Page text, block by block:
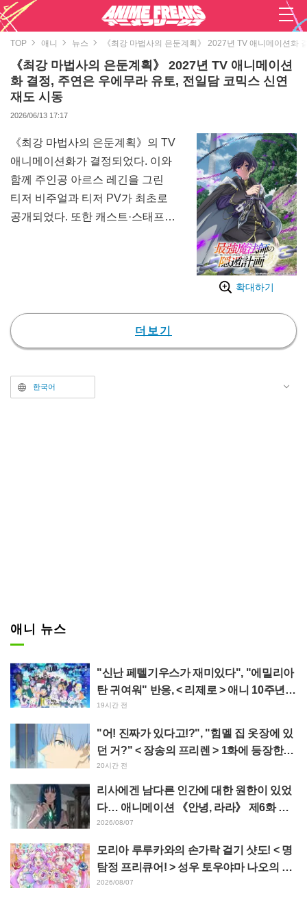
TOP 애니 뉴스 《최강 마법사의 은둔계획》 2027년 TV 애니메이션화
《최강 마법사의 은둔계획》 2027년 TV 애니메이션
화 결정, 주연은 우에무라 유토, 전일담 코믹스 신연
재도 시동
2026/06/13 17:17
확대하기
《최강 마법사의 은둔계획》의 TV
애니메이션화가 결정되었다. 이와
함께 주인공 아르스 레긴을 그린
티저 비주얼과 티저 PV가 최초로
공개되었다. 또한 캐스트·스태프
결정되었다.
본작은 10만 명 이상 존재하는 마
아르스 레긴이 신분을 숨기고 마법
학원에 다니며 후진 육성과 마물
더보기
한국어
애니 뉴스
"신난 페텔기우스가 재미있다", "에밀리아
탄 귀여워" 반응, < 리제로 > 애니 10주년
기념 이벤트 비주얼 공개
19시간 전
"어! 진짜가 있다고!?", "힘멜 집 옷장에 있
던 거?" < 장송의 프리렌 > 1화에 등장한
'암흑룡의 뿔' 공개에 팬들 경악
20시간 전
리사에겐 남다른 인간에 대한 원한이 있었
다… 애니메이션 《안녕, 라라》 제6화 줄
거리·선공개 컷 공개
2026/08/07
모리아 루루카와의 손가락 걸기 샷도! < 명
탐정 프리큐어! > 성우 토우야마 나오의 드
림 스테이지 관람 보고에 "W 아르카나다"
2026/08/07